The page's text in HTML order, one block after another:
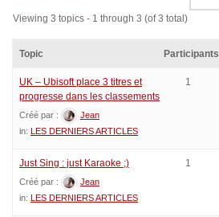
Viewing 3 topics - 1 through 3 (of 3 total)
Topic Participants
UK – Ubisoft place 3 titres et
progresse dans les classements
Créé par :
Jean
in: LES DERNIERS ARTICLES
1
Just Sing : just Karaoke ;)
Créé par :
Jean
in: LES DERNIERS ARTICLES
1